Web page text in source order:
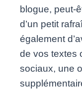
blogue, peut-
d’un petit
également
de vos textes
sociaux, une